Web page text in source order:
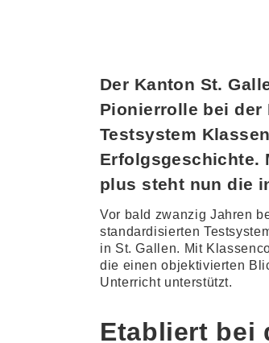
Der Kanton St.
Pionierrolle bei der
Testsystem
Erfolgsgeschichte.
plus steht nun die
Vor bald zwanzig Jahren
standardisierten
in St. Gallen. Mit
die einen objektivierten
Unterricht unterstützt.
Etabliert bei